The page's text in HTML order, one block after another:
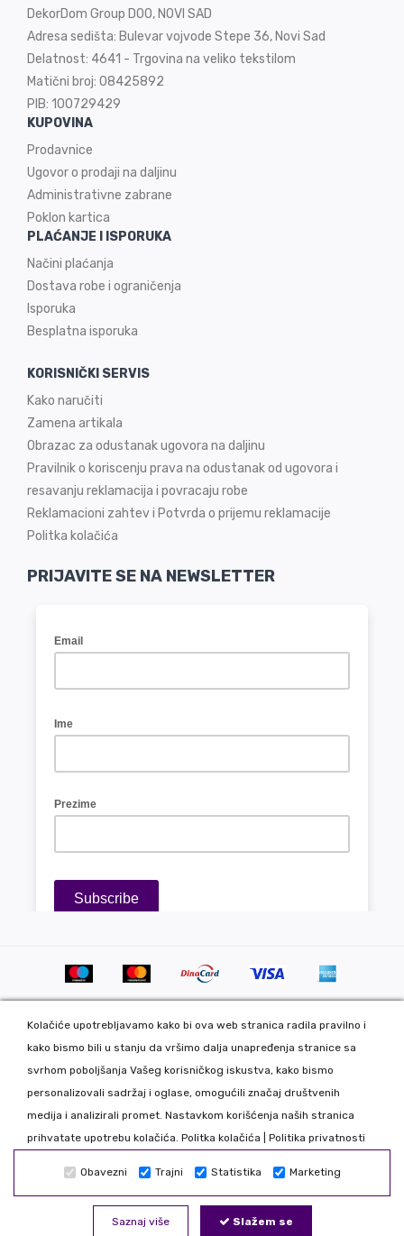
Kolačiće upotrebljavamo kako bi ova web stranica radila pravilno i
kako bismo bili u stanju da vršimo dalja unapređenja stranice sa
svrhom poboljšanja Vašeg korisničkog iskustva, kako bismo
personalizovali sadržaj i oglase, omogućili značaj društvenih
medija i analizirali promet. Nastavkom korišćenja naših stranica
prihvatate upotrebu kolačića. Politka kolačića Politika privatnosti
Obavezni Trajni Statistika Marketing
Saznaj više Slažem se
DekorDom Group DOO, NOVI SAD
Adresa sedišta: Bulevar vojvode Stepe 36, Novi Sad
Delatnost: 4641 - Trgovina na veliko tekstilom
Matični broj: 08425892
PIB: 100729429
KUPOVINA
Prodavnice
Ugovor o prodaji na daljinu
Administrativne zabrane
Poklon kartica
PLAĆANJE I ISPORUKA
Načini plaćanja
Dostava robe i ograničenja
Isporuka
Besplatna isporuka
KORISNIČKI SERVIS
Kako naručiti
Zamena artikala
Obrazac za odustanak ugovora na daljinu
Pravilnik o koriscenju prava na odustanak od ugovora i
resavanju reklamacija i povracaju robe
Reklamacioni zahtev i Potvrda o prijemu reklamacije
Politka kolačića
PRIJAVITE SE NA NEWSLETTER
Copyright 2020 DekorDom Group DOO. All Rights Reserved. Web
development: CMS by Global Webmasters -
Izrada internet prodavniceiSEObywww.wbsdigital.com
isključivo u našoj kompaniji tako da možete biti bezbedni da Vaše